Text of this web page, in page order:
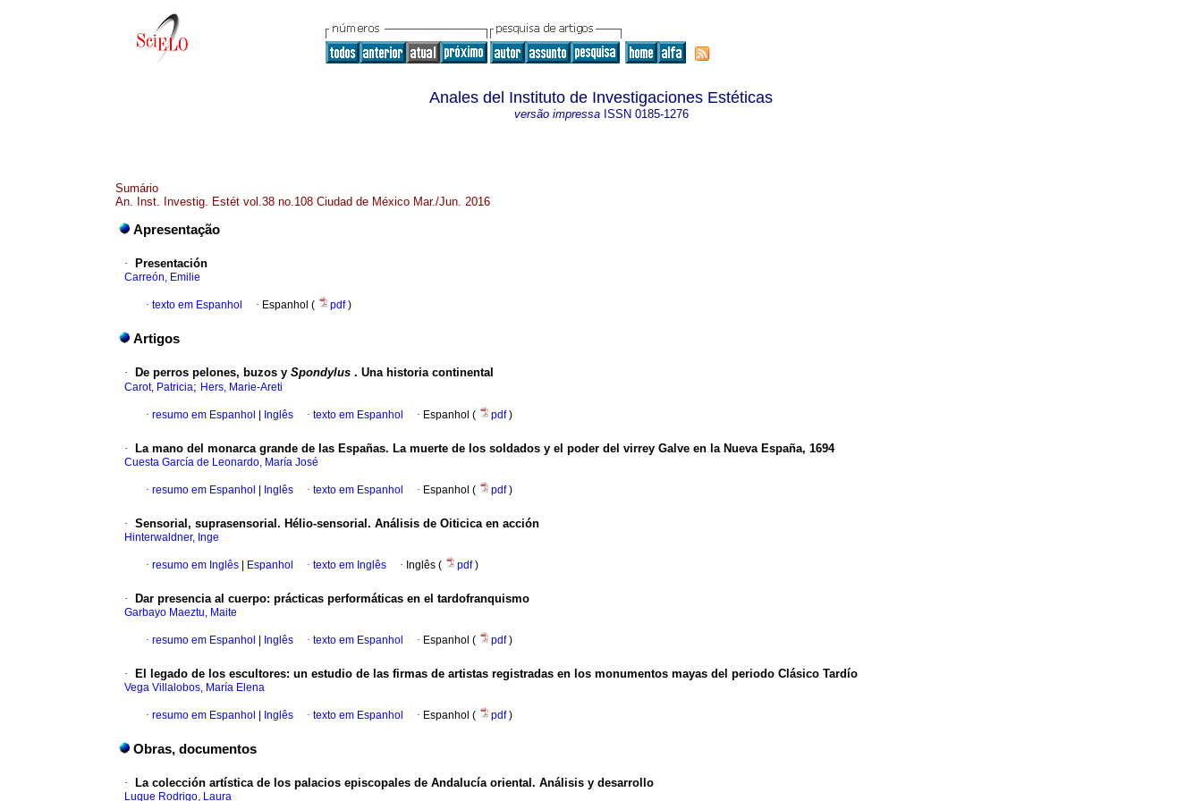
Anales del Instituto de Investigaciones Estéticas
versão impressaISSN 0185-1276
Sumário
An. Inst. Investig. Estét vol.38 no.108 Ciudad de México Mar./Jun. 2016
Apresentação
· Presentación
Carreón, Emilie
· texto em Espanhol · Espanhol ( pdf)
Artigos
· De perros pelones, buzos y Spondylus . Una historia continental
Carot, Patricia; Hers, Marie-Areti
· resumo em Espanhol Inglês · texto em Espanhol · Espanhol ( pdf)
· La mano del monarca grande de las Españas. La muerte de los soldados y el poder del virrey Galve en la Nueva España, 1694
Cuesta García de Leonardo, María José
· resumo em Espanhol Inglês · texto em Espanhol · Espanhol ( pdf)
· Sensorial, suprasensorial. Hélio-sensorial. Análisis de Oiticica en acción
Hinterwaldner, Inge
· resumo em Inglês Espanhol · texto em Inglês · Inglês ( pdf)
· Dar presencia al cuerpo: prácticas performáticas en el tardofranquismo
Garbayo Maeztu, Maite
· resumo em Espanhol Inglês · texto em Espanhol · Espanhol ( pdf)
· El legado de los escultores: un estudio de las firmas de artistas registradas en los monumentos mayas del periodo Clásico Tardío
Vega Villalobos, María Elena
· resumo em Espanhol Inglês · texto em Espanhol · Espanhol ( pdf)
Obras, documentos
· La colección artística de los palacios episcopales de Andalucía oriental. Análisis y desarrollo
Luque Rodrigo, Laura